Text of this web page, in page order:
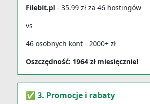
Filebit.pl - 35.99 zł za 46 hostingów
vs
46 osobnych kont - 2000+ zł
Oszczędność: 1964 zł miesięcznie!
✅ 3. Promocje i rabaty